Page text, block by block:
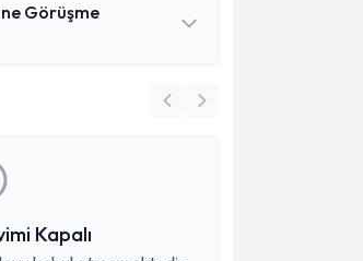
Görüşme
Kapalı